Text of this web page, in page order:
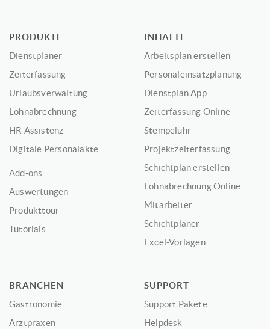
PRODUKTE
Dienstplaner
Zeiterfassung
Urlaubsverwaltung
Lohnabrechnung
HR Assistenz
Digitale Personalakte
Add-ons
Auswertungen
Produkttour
Tutorials
INHALTE
Arbeitsplan erstellen
Personaleinsatzplanung
Dienstplan App
Zeiterfassung Online
Stempeluhr
Projektzeiterfassung
Schichtplan erstellen
Lohnabrechnung Online
Mitarbeiter
Schichtplaner
Excel-Vorlagen
BRANCHEN
Gastronomie
Arztpraxen
SUPPORT
Support Pakete
Helpdesk